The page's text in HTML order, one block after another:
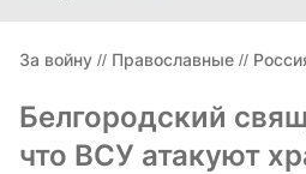
За войну // Православные //
Белгородский
что ВСУ атакуют